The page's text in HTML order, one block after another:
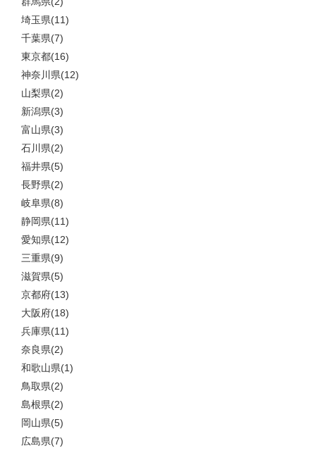
埼玉県(11)
千葉県(7)
東京都(16)
神奈川県(12)
山梨県(2)
新潟県(3)
富山県(3)
石川県(2)
福井県(5)
長野県(2)
岐阜県(8)
静岡県(11)
愛知県(12)
三重県(9)
滋賀県(5)
京都府(13)
大阪府(18)
兵庫県(11)
奈良県(2)
和歌山県(1)
鳥取県(2)
島根県(2)
岡山県(5)
広島県(7)